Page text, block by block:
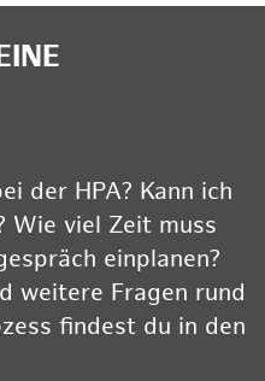
der HPA? Kann ich
Wie viel Zeit muss
einplanen?
weitere Fragen rund
findest du in den